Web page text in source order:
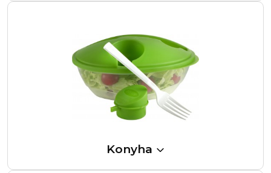
Konyha